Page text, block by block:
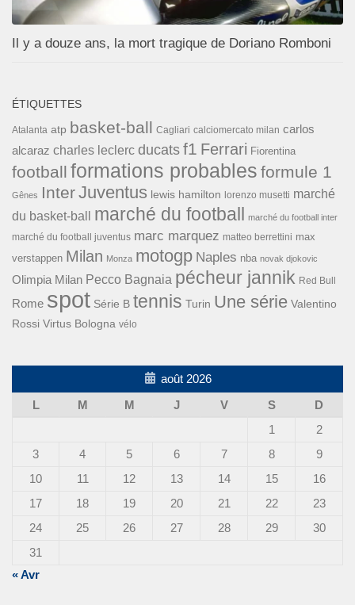
Il y a douze ans, la mort tragique de Doriano Romboni
ÉTIQUETTES
Atalanta atp basket-ball Cagliari calciomercato milan carlos
alcaraz charles leclerc ducats f1 Ferrari Fiorentina
football formations probables formule 1
Gênes InterJuventus lewis hamilton lorenzo musetti marché
du basket-ball
marché du football marché du football inter
marché du football juventus marc marquez matteo berrettini max
verstappen Milan Monza motogp Naples nba novak djokovic
Olimpia Milan Pecco Bagnaia pécheur jannik Red Bull
Rome spot Série B tennis Turin Une série Valentino
Rossi Virtus Bologna vélo
août 2026
L
M M J V S
D
1
2
3
4 5 6 7 8
9
10
11 12 13 14 15
16
17
18 19 20 21 22
23
24
25 26 27 28 29
30
31
« Avr